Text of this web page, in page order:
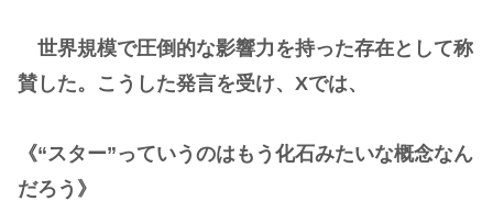
世界規模で圧倒的な影響力を持った存在として称
賛した。こうした発言を受け、Xでは、
《“スター”っていうのはもう化石みたいな概念なん
だろう》